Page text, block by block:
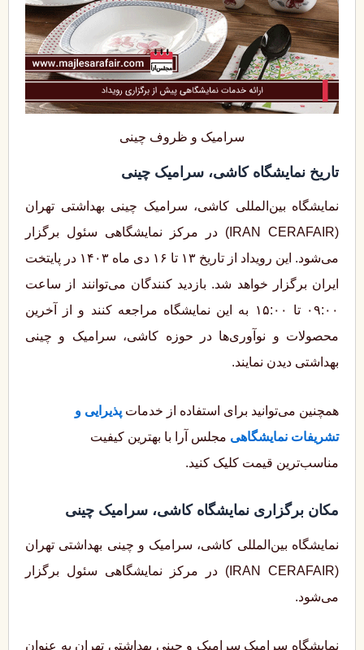
سرامیک و ظروف چینی
تاریخ نمایشگاه کاشی، سرامیک چینی
نمایشگاه بین‌المللی کاشی، سرامیک چینی بهداشتی تهران
(IRAN CERAFAIR) در مرکز نمایشگاهی سئول برگزار
می‌شود. این رویداد از تاریخ ۱۳ تا ۱۶ دی‌ ماه ۱۴۰۳ در پایتخت
ایران برگزار خواهد شد. بازدید کنندگان می‌توانند از ساعت
۰۹:۰۰ تا ۱۵:۰۰ به این نمایشگاه مراجعه کنند و از آخرین
محصولات و نوآوری‌ها در حوزه کاشی، سرامیک و چینی
بهداشتی دیدن نمایند.
همچنین می‌توانید برای استفاده از خدمات پذیرایی و
تشریفات نمایشگاهی مجلس آرا با بهترین کیفیت
مناسب‌ترین قیمت کلیک کنید.
مکان برگزاری نمایشگاه کاشی، سرامیک چینی
نمایشگاه بین‌المللی کاشی، سرامیک و چینی بهداشتی تهران
(IRAN CERAFAIR) در مرکز نمایشگاهی سئول برگزار
می‌شود.
نمایشگاه سرامیک سرامیک و چینی بهداشتی تهران به‌ عنوان